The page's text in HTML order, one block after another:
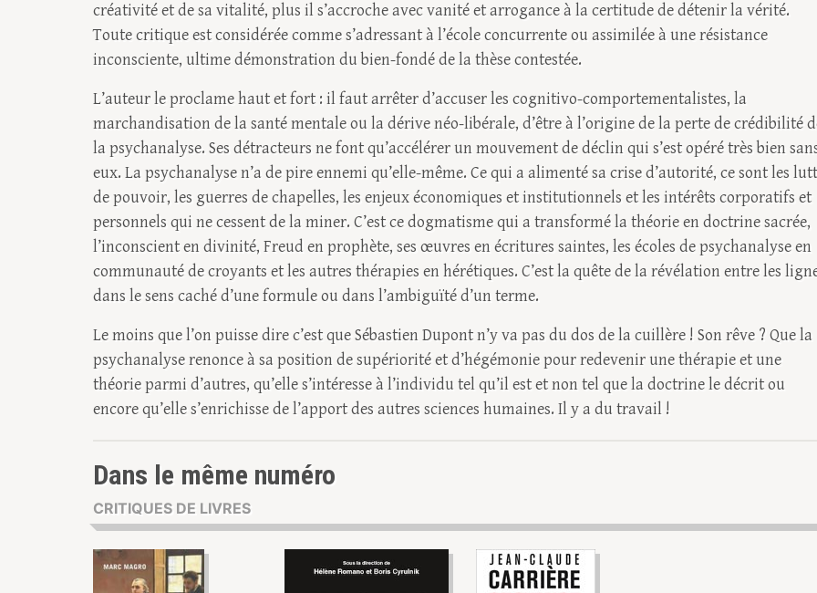
créativité et de sa vitalité, plus il s’accroche avec vanité et arrogance à la certitude de détenir la vérité.
Toute critique est considérée comme s’adressant à l’école concurrente ou assimilée à une résistance
inconsciente, ultime démonstration du bien-fondé de la thèse contestée.
L’auteur le proclame haut et fort : il faut arrêter d’accuser les cognitivo-comportementalistes, la
marchandisation de la santé mentale ou la dérive néo-libérale, d’être à l’origine de la perte de crédibilité
la psychanalyse. Ses détracteurs ne font qu’accélérer un mouvement de déclin qui s’est opéré très bien
eux. La psychanalyse n’a de pire ennemi qu’elle-même. Ce qui a alimenté sa crise d’autorité, ce sont les
de pouvoir, les guerres de chapelles, les enjeux économiques et institutionnels et les intérêts corporatifs et
personnels qui ne cessent de la miner. C’est ce dogmatisme qui a transformé la théorie en doctrine sacrée,
l’inconscient en divinité, Freud en prophète, ses œuvres en écritures saintes, les écoles de psychanalyse en
communauté de croyants et les autres thérapies en hérétiques. C’est la quête de la révélation entre les
dans le sens caché d’une formule ou dans l’ambiguïté d’un terme.
Le moins que l’on puisse dire c’est que Sébastien Dupont n’y va pas du dos de la cuillère ! Son rêve ? Que la
psychanalyse renonce à sa position de supériorité et d’hégémonie pour redevenir une thérapie et une
théorie parmi d’autres, qu’elle s’intéresse à l’individu tel qu’il est et non tel que la doctrine le décrit ou
encore qu’elle s’enrichisse de l’apport des autres sciences humaines. Il y a du travail !
Dans le même numéro
CRITIQUES DE LIVRES